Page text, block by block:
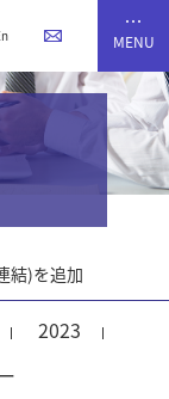
結)を追加
2023